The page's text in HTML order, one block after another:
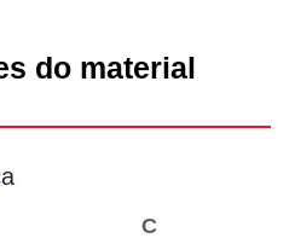
do material
C